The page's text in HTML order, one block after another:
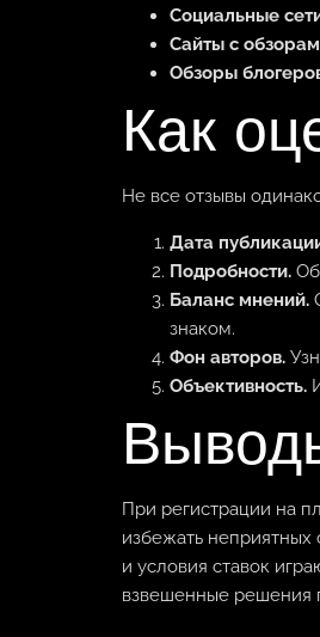
Социальные
Сайты с
Обзоры
Как
Не все отзывы
Дата
Подробности.
Баланс мнений.
знаком.
Фон авторов.
Объективность.
При регистрации на
избежать неприятных
и условия ставок
взвешенные решения